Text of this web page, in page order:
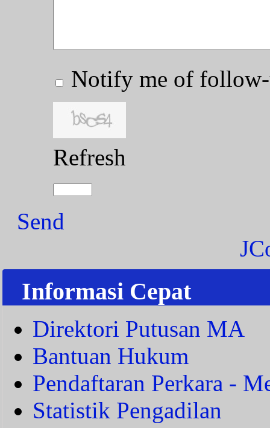
Notify me of follow-
Refresh
Send
Informasi Cepat
Direktori Putusan MA
Bantuan Hukum
Pendaftaran Perkara -
Statistik Pengadilan